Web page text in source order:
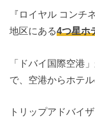
『ロイヤル コンチ
地区にある4つ星ホ
「ドバイ国際空港
で、空港からホテ
トリップアドバイ